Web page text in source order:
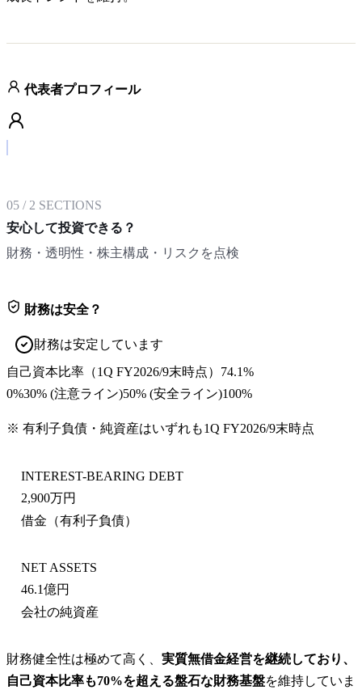
代表者プロフィール
05 / 2 SECTIONS
安心して投資できる？
財務・透明性・株主構成・リスクを点検
財務は安全？
財務は安定しています
自己資本比率 （1Q FY2026/9末時点） 74.1%
0%30% (注意ライン)50% (安全ライン)100%
※ 有利子負債・純資産はいずれも1Q FY2026/9末時点
INTEREST-BEARING DEBT
2,900万円
借金（有利子負債）
NET ASSETS
46.1億円
会社の純資産
財務健全性は極めて高く、 実質無借金経営を継続しており、
自己資本比率も70%を超える盤石な財務基盤を維持していま